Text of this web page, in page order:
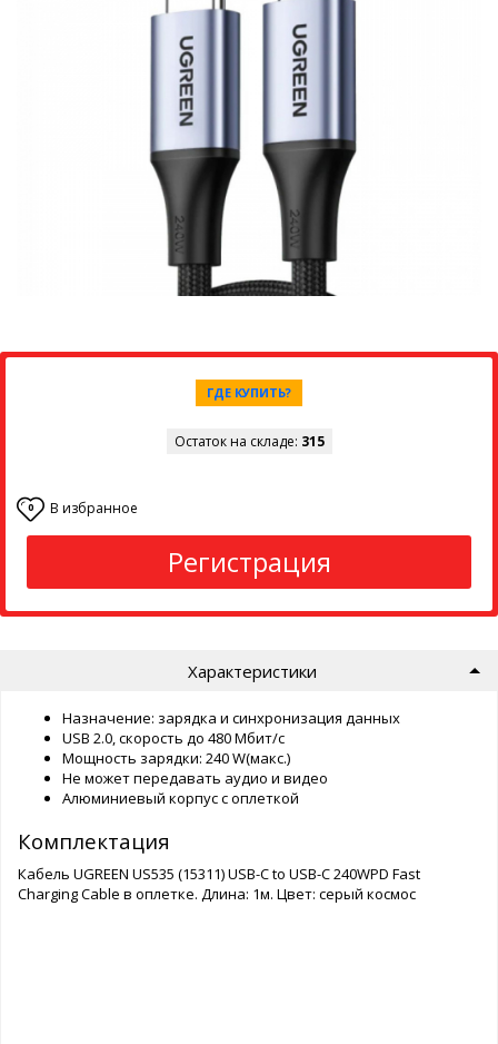
ГДЕ КУПИТЬ?
Остаток на складе: 315
0 В избранное
Регистрация
Характеристики
Назначение: зарядка и синхронизация данных
USB 2.0, скорость до 480 Мбит/с
Мощность зарядки: 240 W(макс.)
Не может передавать аудио и видео
Алюминиевый корпус с оплеткой
Комплектация
Кабель UGREEN US535 (15311) USB-C to USB-C 240WPD Fast
Charging Cable в оплетке. Длина: 1м. Цвет: серый космос